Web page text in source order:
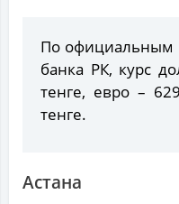
По официальным
банка РК, курс
тенге, евро –
тенге.
Астана